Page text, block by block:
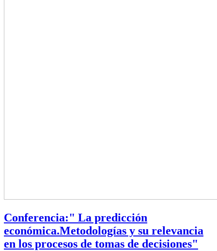
Conferencia:" La predicción
económica.Metodologías y su relevancia
en los procesos de tomas de decisiones"